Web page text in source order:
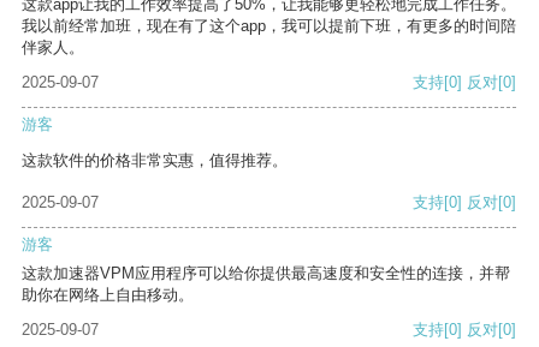
这款app让我的工作效率提高了50%，让我能够更轻松地完成工作任务。
我以前经常加班，现在有了这个app，我可以提前下班，有更多的时间陪
伴家人。
2025-09-07
支持[0] 反对[0]
游客
这款软件的价格非常实惠，值得推荐。
2025-09-07 支持[0] 反对[0]
游客
这款加速器VPM应用程序可以给你提供最高速度和安全性的连接，并帮
助你在网络上自由移动。
2025-09-07
支持[0] 反对[0]